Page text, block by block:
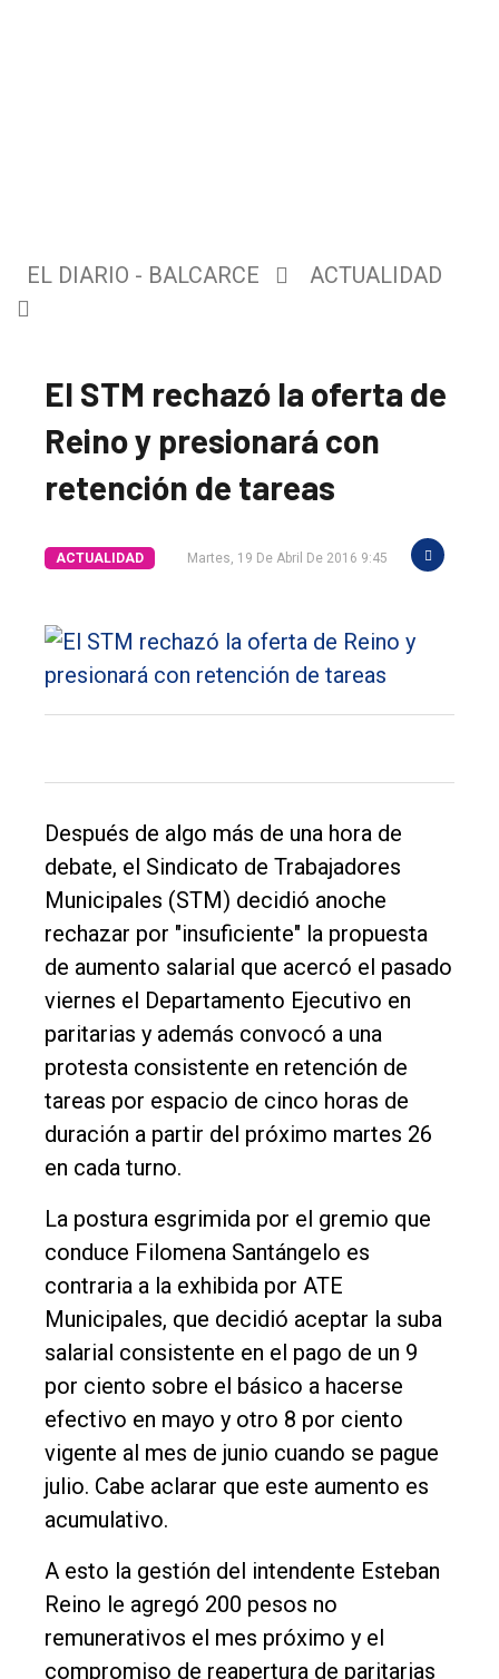
único
Balcarce
Inicio
General
Política
Cultura
Entrevistas
Rural
Deportes
Fúnebres
Edición
Empresa
Nosotros
Contacto
EL DIARIO - BALCARCE ACTUALIDAD
El STM rechazó la oferta de
Reino y presionará con
retención de tareas
ACTUALIDAD Martes, 19 De Abril De 2016 9:45
Después de algo más de una hora de
debate, el Sindicato de Trabajadores
Municipales (STM) decidió anoche
rechazar por "insuficiente" la propuesta
de aumento salarial que acercó el pasado
viernes el Departamento Ejecutivo en
paritarias y además convocó a una
protesta consistente en retención de
tareas por espacio de cinco horas de
duración a partir del próximo martes 26
en cada turno.
La postura esgrimida por el gremio que
conduce Filomena Santángelo es
contraria a la exhibida por ATE
Municipales, que decidió aceptar la suba
salarial consistente en el pago de un 9
por ciento sobre el básico a hacerse
efectivo en mayo y otro 8 por ciento
vigente al mes de junio cuando se pague
julio. Cabe aclarar que este aumento es
acumulativo.
A esto la gestión del intendente Esteban
Reino le agregó 200 pesos no
remunerativos el mes próximo y el
compromiso de reapertura de paritarias